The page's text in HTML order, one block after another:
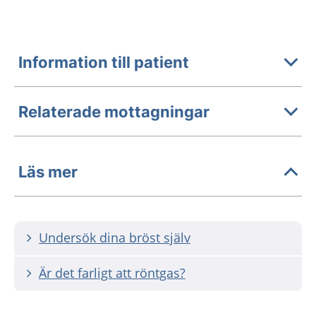
Information till patient
Relaterade mottagningar
Läs mer
Undersök dina bröst själv
Är det farligt att röntgas?